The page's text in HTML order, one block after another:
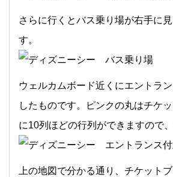
さらに行くとバス乗り場が右手に
す。
ウェルカムボード近くにエントラ
したものです。ピンクの丸はチケ
に10列ほどの行列ができますので
上の地図で分かる通り、チケット